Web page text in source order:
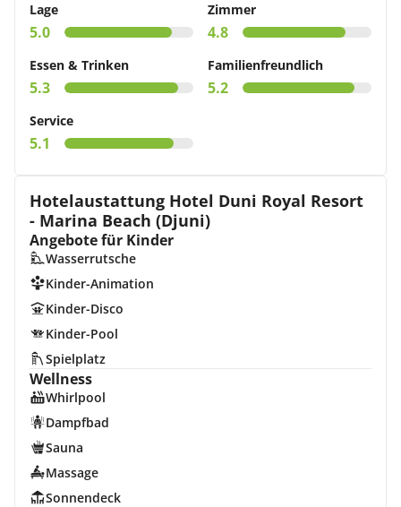
Lage
5.0
Zimmer
4.8
Essen & Trinken
5.3
Familienfreundlich
5.2
Service
5.1
Hotelaustattung Hotel Duni Royal Resort
- Marina Beach (Djuni)
Angebote für Kinder
Wasserrutsche
Kinder-Animation
Kinder-Disco
Kinder-Pool
Spielplatz
Wellness
Whirlpool
Dampfbad
Sauna
Massage
Sonnendeck